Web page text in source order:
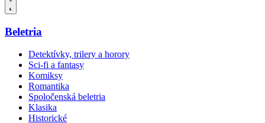
Beletria
Detektívky, trilery a horory
Sci-fi a fantasy
Komiksy
Romantika
Spoločenská beletria
Klasika
Historické